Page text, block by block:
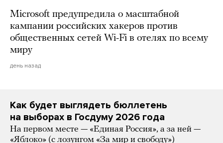
Microsoft предупредила о масштабной
кампании российских хакеров против
общественных сетей Wi-Fi в отелях по всему
миру
день назад
Как будет выглядеть бюллетень
на выборах в Госдуму 2026 года
На первом месте — «Единая Россия», а за ней —
«Яблоко» (с лозунгом «За мир и свободу»)